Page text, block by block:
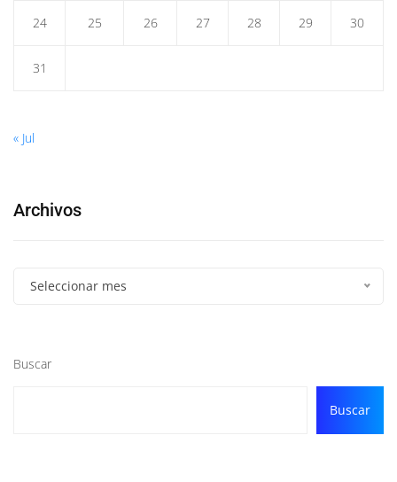
24 25 26 27 28 29 30
31
« Jul
Archivos
Seleccionar mes
Buscar
Buscar